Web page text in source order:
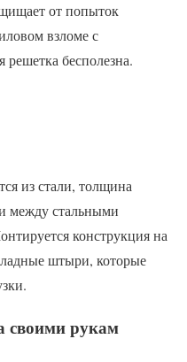
от попыток
взломе с
бесполезна.
из стали, толщина
между стальными
конструкция на
штыри, которые
рукам